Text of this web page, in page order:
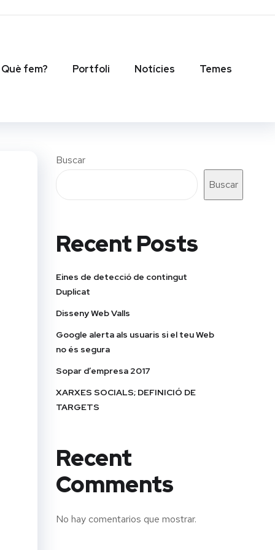
Què fem? Portfoli Notícies Temes
Buscar
Buscar
Recent Posts
Eines de detecció de contingut
Duplicat
Disseny Web Valls
Google alerta als usuaris si el teu Web
no és segura
Sopar d’empresa 2017
XARXES SOCIALS; DEFINICIÓ DE
TARGETS
Recent
Comments
No hay comentarios que mostrar.